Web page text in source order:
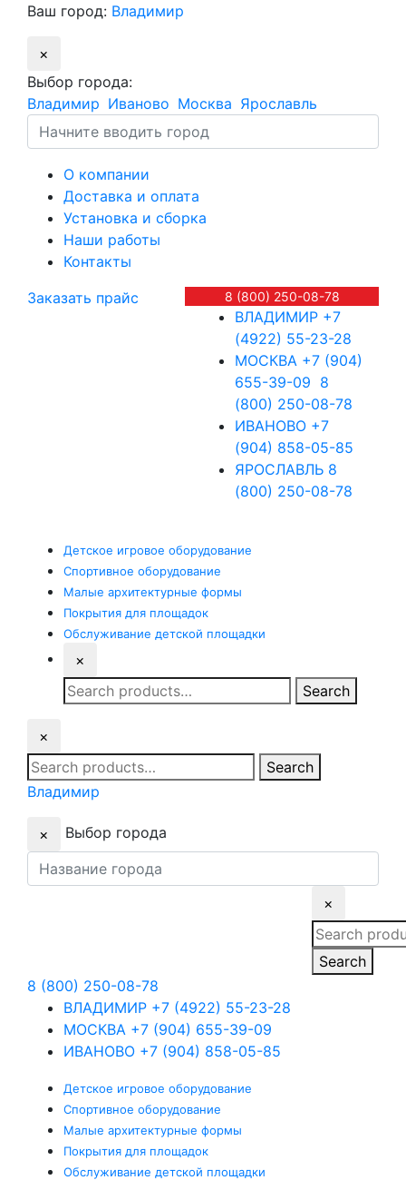
Ваш город: Владимир
×
Выбор города:
Владимир Иваново Москва Ярославль
О компании
Доставка и оплата
Установка и сборка
Наши работы
Контакты
Заказать прайс
8 (800) 250-08-78
ВЛАДИМИР +7
(4922) 55-23-28
МОСКВА +7 (904)
655-39-09 8
(800) 250-08-78
ИВАНОВО +7
(904) 858-05-85
ЯРОСЛАВЛЬ 8
(800) 250-08-78
Детское игровое оборудование
Спортивное оборудование
Малые архитектурные формы
Покрытия для площадок
Обслуживание детской площадки
×
Search
for:
Search
×
Search
for:
Search
Владимир
× Выбор города
×
Search
for:
Search
8 (800) 250-08-78
ВЛАДИМИР +7 (4922) 55-23-28
МОСКВА +7 (904) 655-39-09
ИВАНОВО +7 (904) 858-05-85
Детское игровое оборудование
Спортивное оборудование
Малые архитектурные формы
Покрытия для площадок
Обслуживание детской площадки